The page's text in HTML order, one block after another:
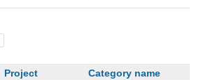
Project Category name